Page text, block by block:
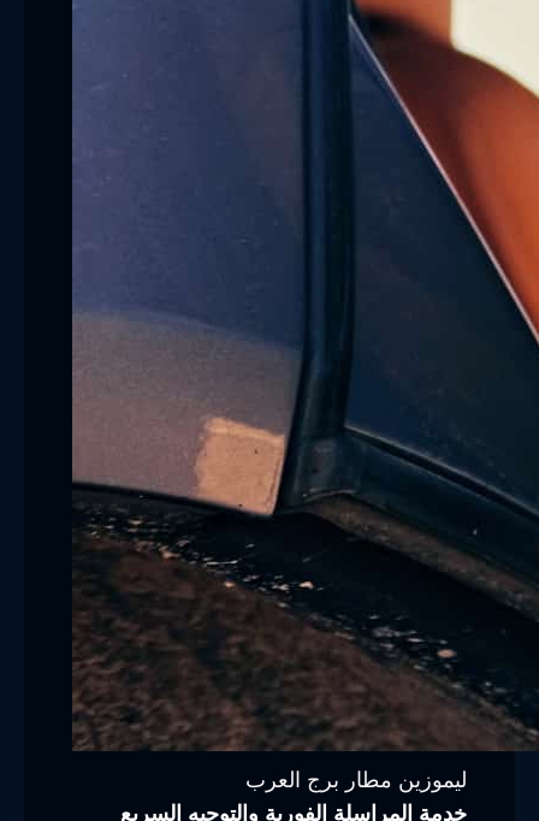
ليموزين مطار برج العرب
خدمة المراسلة الفورية والتوجيه السريع